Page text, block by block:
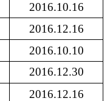
2016.10.16
2016.12.16
2016.10.10
2016.12.30
2016.12.16